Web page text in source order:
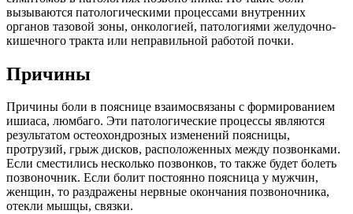
вызываются патологическими процессами внутренних
органов тазовой зоны, онкологией, патологиями желудочно-
кишечного тракта или неправильной работой почки.
Причины
Причины боли в пояснице взаимосвязаны с формированием
ишиаса, люмбаго. Эти патологические процессы являются
результатом остеохондрозных изменений поясницы,
протрузий, грыж дисков, расположенных между позвонками.
Если сместились несколько позвонков, то также будет болеть
позвоночник. Если болит постоянно поясница у мужчин,
женщин, то раздражены нервные окончания позвоночника,
отекли мышцы, связки.